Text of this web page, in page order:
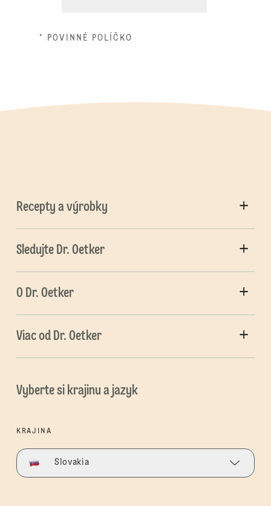
* POVINNÉ POLÍČKO
Recepty a výrobky
Sledujte Dr. Oetker
O Dr. Oetker
Viac od Dr. Oetker
Vyberte si krajinu a jazyk
KRAJINA
Slovakia